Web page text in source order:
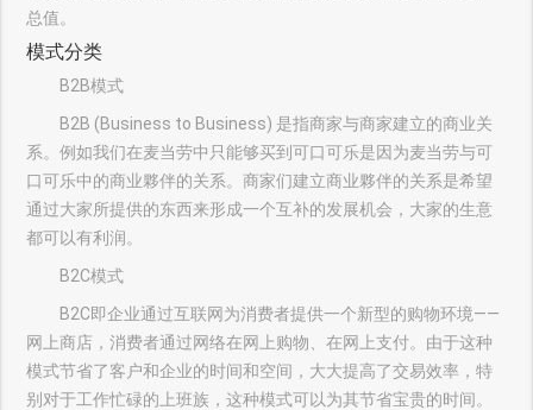
总值。
模式分类
B2B模式
B2B (Business to Business) 是指商家与商家建立的商业关
系。例如我们在麦当劳中只能够买到可口可乐是因为麦当劳与可
口可乐中的商业夥伴的关系。商家们建立商业夥伴的关系是希望
通过大家所提供的东西来形成一个互补的发展机会，大家的生意
都可以有利润。
B2C模式
B2C即企业通过互联网为消费者提供一个新型的购物环境——
网上商店，消费者通过网络在网上购物、在网上支付。由于这种
模式节省了客户和企业的时间和空间，大大提高了交易效率，特
别对于工作忙碌的上班族，这种模式可以为其节省宝贵的时间。